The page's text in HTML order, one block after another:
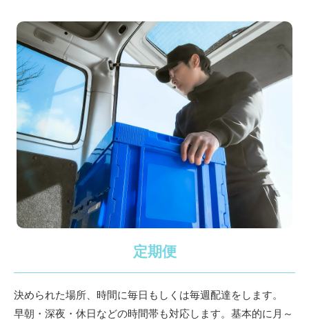
定期便
決められた場所、時間に毎日もしくは毎週配達をします。
早朝・深夜・休日などの時間帯も対応します。基本的に月～